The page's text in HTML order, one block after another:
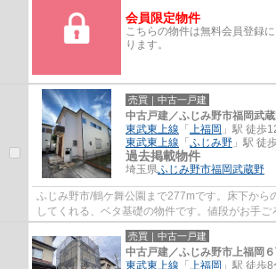
会員限定物件
こちらの物件は無料会員登録
ります。
売買｜中古一戸建
中古戸建／ふじみ野市福岡武
東武東上線 「 上福岡 」駅 徒歩
東武東上線 「 ふじみ野 」駅 徒
過去掲載物件
埼玉県ふじみ野市福岡武蔵野
ふじみ野市/鶴ケ舞公園まで277mです。床下から
してくれる、ベタ基礎の物件です。値段がお手
でしょうか。駅から徒歩12分の物件はいかが...
売買｜中古一戸建
中古戸建／ふじみ野市上福岡６
東武東上線 「 上福岡 」駅 徒歩8